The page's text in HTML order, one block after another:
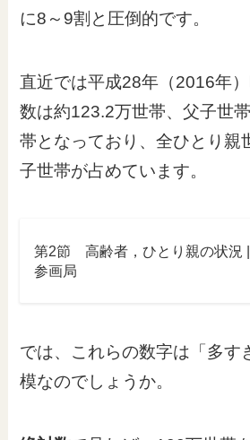
に8～9割と圧倒的です。
直近では平成28年（2016年
数は約123.2万世帯、父子世
帯となっており、全ひとり親
子世帯が占めています。
第2節 高齢者，ひとり親の状況
参画局
では、これらの数字は「多す
模なのでしょうか。